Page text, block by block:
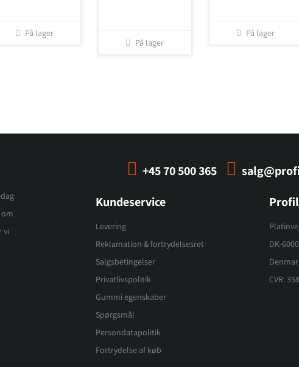
På lager
På lager
På lager
+45 70 500 365
vi
Kundeservice
Levering
Reklamation & fortrydelsesret
Salgsbetingelser
Privatlivspolitik
Gummi egenskaber
Spørgsmål
Persondatapolitik
Fortrydelse af køb
DK-
CVR: